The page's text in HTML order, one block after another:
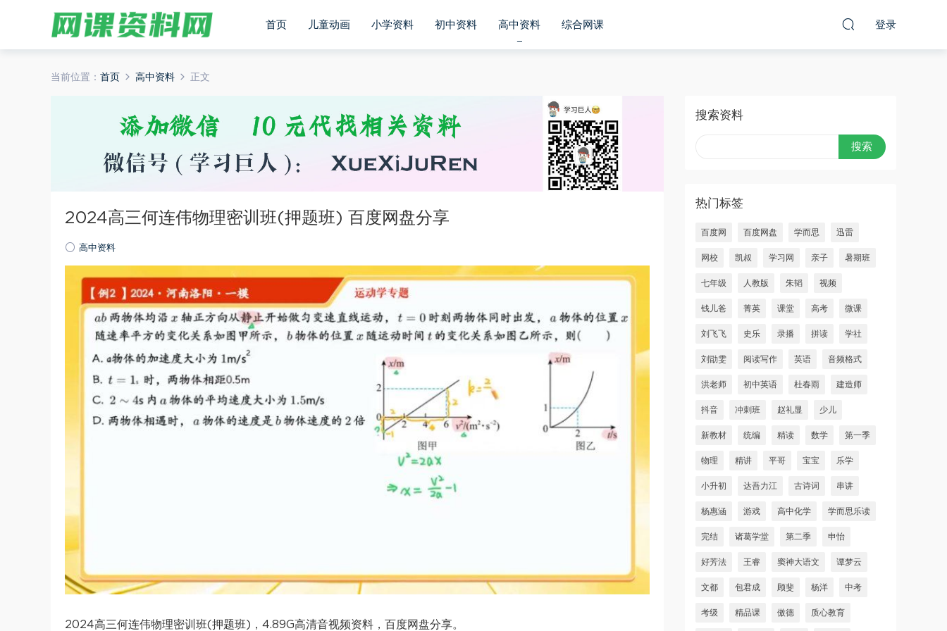
首页 儿童动画 小学资料 初中资料 高中资料 综合网课 登录
当前位置： 首页 高中资料 正文
2024高三何连伟物理密训班(押题班) 百度网盘分享
高中资料
2024高三何连伟物理密训班(押题班)，4.89G高清音视频资料，百度网盘分享。
搜索资料
热门标签
百度网 百度网盘 学而思 迅雷
网校 凯叔 学习网 亲子 暑期班
七年级 人教版 朱韬 视频
钱儿爸 菁英 课堂 高考 微课
刘飞飞 史乐 录播 拼读 学社
刘勖雯 阅读写作 英语 音频格式
洪老师 初中英语 杜春雨 建造师
抖音 冲刺班 赵礼显 少儿
新教材 统编 精读 数学 第一季
物理 精讲 平哥 宝宝 乐学
小升初 达吾力江 古诗词 串讲
杨惠涵 游戏 高中化学 学而思乐读
完结 诸葛学堂 第二季 申怡
好芳法 王睿 窦神大语文 谭梦云
文都 包君成 顾斐 杨洋 中考
考级 精品课 傲德 质心教育